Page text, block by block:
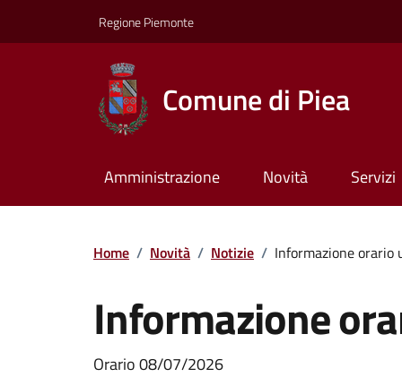
Regione Piemonte
Comune di Piea
Amministrazione Novità Servizi
Home / Novità / Notizie / Informazione orario
Informazione
Orario 08/07/2026